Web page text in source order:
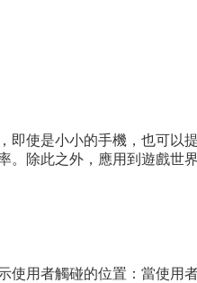
即使是小小的手機，也可以
。除此之外，應用到遊戲世
使用者觸碰的位置：當使用